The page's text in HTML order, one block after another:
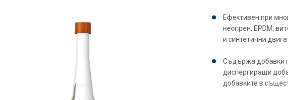
Ефективен при
неопрен, EPDM,
и синтетични
Съдържа добавки
диспергиращи
добавките в